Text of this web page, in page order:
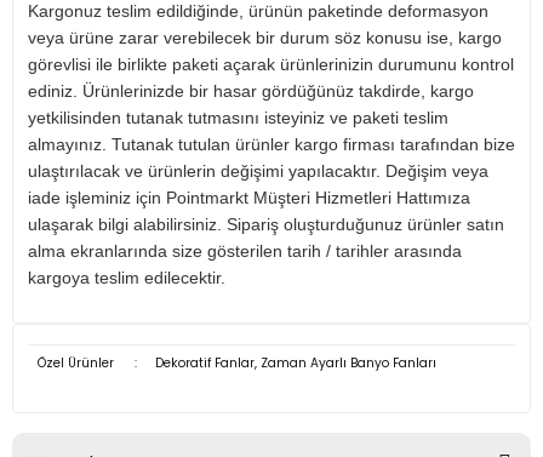
Kargonuz teslim edildiğinde, ürünün paketinde deformasyon
veya ürüne zarar verebilecek bir durum söz konusu ise, kargo
görevlisi ile birlikte paketi açarak ürünlerinizin durumunu kontrol
ediniz. Ürünlerinizde bir hasar gördüğünüz takdirde, kargo
yetkilisinden tutanak tutmasını isteyiniz ve paketi teslim
almayınız. Tutanak tutulan ürünler kargo firması tarafından bize
ulaştırılacak ve ürünlerin değişimi yapılacaktır. Değişim veya
iade işleminiz için Pointmarkt Müşteri Hizmetleri Hattımıza
ulaşarak bilgi alabilirsiniz. Sipariş oluşturduğunuz ürünler satın
alma ekranlarında size gösterilen tarih / tarihler arasında
kargoya teslim edilecektir.
Özel Ürünler : Dekoratif Fanlar, Zaman Ayarlı Banyo Fanları